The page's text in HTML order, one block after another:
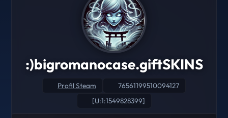
:)bigromanocase.giftSKINS
Profil Steam
76561199510094127
[U:1:1549828399]